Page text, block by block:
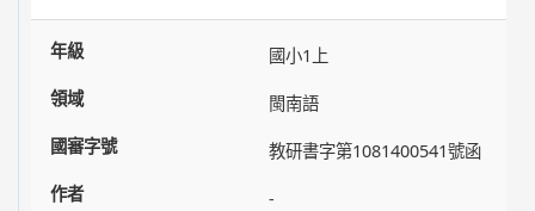
國小1上
閩南語
教研書字第1081400541號函
-